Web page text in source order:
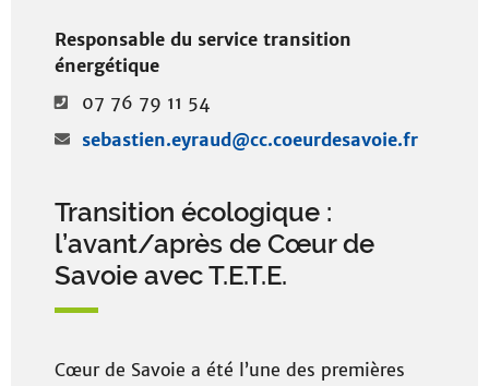
Responsable du service transition
énergétique
07 76 79 11 54
sebastien.eyraud@cc.coeurdesavoie.fr
Transition écologique :
l’avant/après de Cœur de
Savoie avec T.E.T.E.
Cœur de Savoie a été l’une des premières